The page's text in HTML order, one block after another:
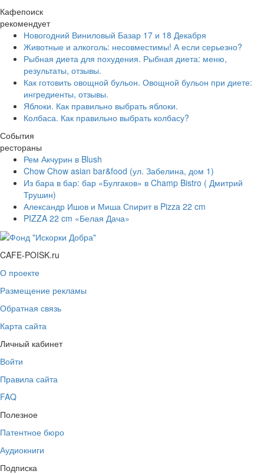
Кафепоиск
рекомендует
Новогодний Виниловый Базар 17 и 18 Декабря
Животные и алкоголь: несовместимы! А если серьезно?
Рыбная диета для похудения. Рыбная диета: меню,
результаты, отзывы.
Как готовить овощной бульон. Овощной бульон при диете:
ингредиенты, отзывы.
Яблоки. Как правильно выбрать яблоки.
Колбаса. Как правильно выбрать колбасу?
События
рестораны
Рем Акчурин в Blush
Chow Chow asian bar&food (ул. Забелина, дом 1)
Из бара в бар: бар «Булгаков» в Champ Bistro ( Дмитрий
Трушин)
Александр Ишов и Миша Спирит в Pizza 22 cm
PIZZA 22 cm «Белая Дача»
CAFE-POISK.ru
О проекте
Размещение рекламы
Обратная связь
Карта сайта
Личный кабинет
Войти
Правила сайта
FAQ
Полезное
Патентное бюро
Аудиокниги
Подписка